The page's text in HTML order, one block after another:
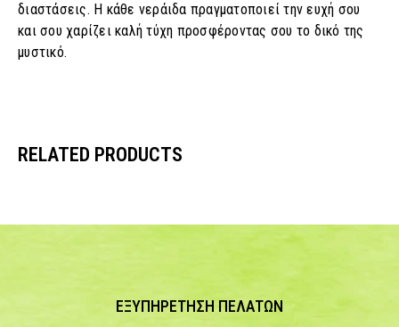
διαστάσεις. Η κάθε νεράιδα πραγματοποιεί την ευχή σου
και σου χαρίζει καλή τύχη προσφέροντας σου το δικό της
μυστικό.
RELATED PRODUCTS
ΕΞΥΠΗΡΕΤΗΣΗ ΠΕΛΑΤΩΝ